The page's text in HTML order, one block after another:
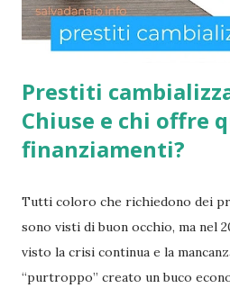
anche extracom...
Prestiti
Chiuse e chi offre
finanziamenti?
Tutti coloro che richiedono dei
sono visti di buon occhio, ma nel
visto la crisi continua e la
“purtroppo” creato un buco